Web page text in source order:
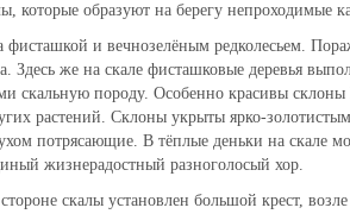
которые образуют на берегу
фисташкой и вечнозелёным редколесьем.
Здесь же на скале фисташковые деревья
скальную породу. Особенно красивы склоны
растений. Склоны укрыты ярко-
потрясающие. В тёплые деньки на скале
жизнерадостный разноголосый хор.
скалы установлен большой крест,